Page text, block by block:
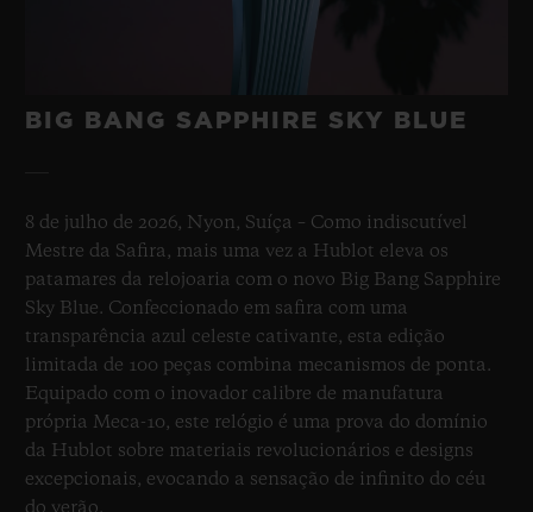
BIG BANG SAPPHIRE SKY BLUE
8 de julho de 2026, Nyon, Suíça – Como indiscutível
Mestre da Safira, mais uma vez a Hublot eleva os
patamares da relojoaria com o novo Big Bang Sapphire
Sky Blue. Confeccionado em safira com uma
transparência azul celeste cativante, esta edição
limitada de 100 peças combina mecanismos de ponta.
Equipado com o inovador calibre de manufatura
própria Meca-10, este relógio é uma prova do domínio
da Hublot sobre materiais revolucionários e designs
excepcionais, evocando a sensação de infinito do céu
do verão.